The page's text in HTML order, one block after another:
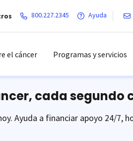
800.227.2345 Ayuda
el cáncer Programas y servicios
cada segundo
Ayuda a financiar apoyo 24/7,